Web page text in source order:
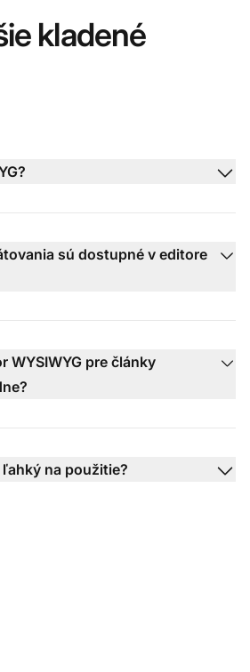
kladené
sú dostupné v editore
WYSIWYG pre články
ľahký na použitie?